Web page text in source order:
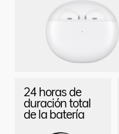
24 horas de
duración total
de la batería